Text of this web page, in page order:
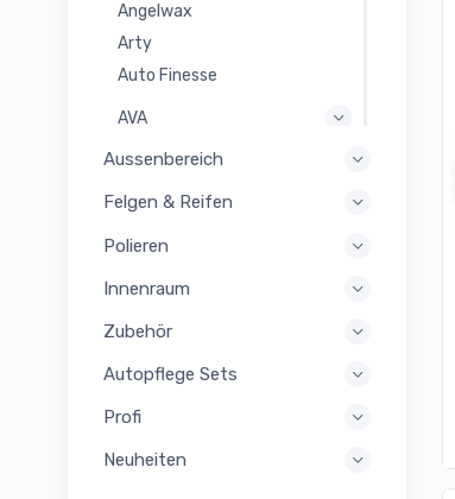
Angelwax
Arty
Auto Finesse
AVA
BigBoi
Caramba
Colourlock
Detailing Outlaws
Dr. Wack
Elitist
Aussenbereich
Felgen & Reifen
Polieren
Innenraum
Zubehör
Autopflege Sets
Profi
Neuheiten